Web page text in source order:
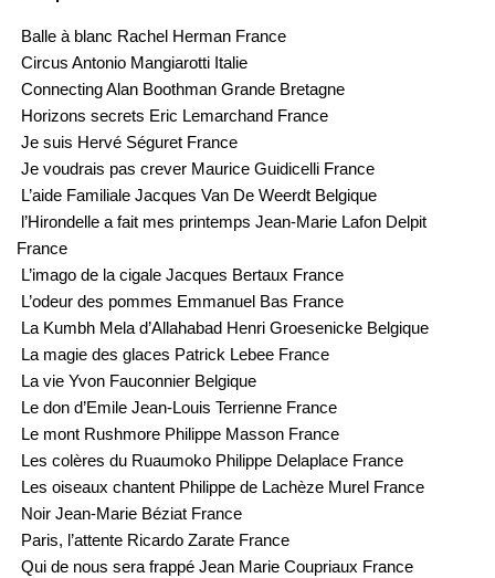
Balle à blanc Rachel Herman France
Circus Antonio Mangiarotti Italie
Connecting Alan Boothman Grande Bretagne
Horizons secrets Eric Lemarchand France
Je suis Hervé Séguret France
Je voudrais pas crever Maurice Guidicelli France
L’aide Familiale Jacques Van De Weerdt Belgique
l’Hirondelle a fait mes printemps Jean-Marie Lafon Delpit
France
L’imago de la cigale Jacques Bertaux France
L’odeur des pommes Emmanuel Bas France
La Kumbh Mela d’Allahabad Henri Groesenicke Belgique
La magie des glaces Patrick Lebee France
La vie Yvon Fauconnier Belgique
Le don d’Emile Jean-Louis Terrienne France
Le mont Rushmore Philippe Masson France
Les colères du Ruaumoko Philippe Delaplace France
Les oiseaux chantent Philippe de Lachèze Murel France
Noir Jean-Marie Béziat France
Paris, l’attente Ricardo Zarate France
Qui de nous sera frappé Jean Marie Coupriaux France